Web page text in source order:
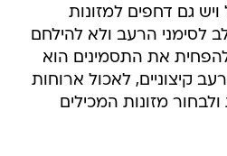
ויש גם דחפים למזונות
לסימני הרעב ולא להילחם
את התסמינים הוא
קיצוניים, לאכול ארוחות
כל 2-3 שעות ולבחור מזונות המכילים